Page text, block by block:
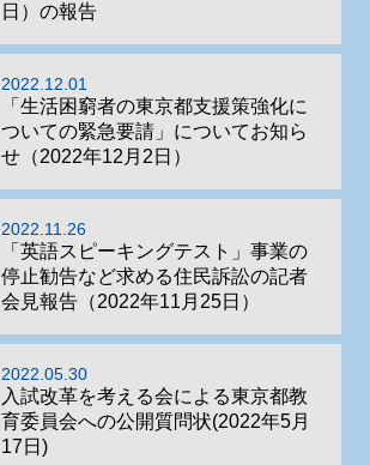
日）の報告
2022.12.01
「生活困窮者の東京都支援策強化に
ついての緊急要請」についてお知ら
せ（2022年12月2日）
2022.11.26
「英語スピーキングテスト」事業の
停止勧告など求める住民訴訟の記者
会見報告（2022年11月25日）
2022.05.30
入試改革を考える会による東京都教
育委員会への公開質問状(2022年5月
17日)